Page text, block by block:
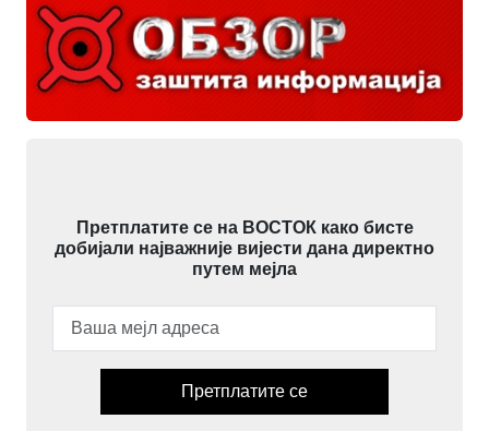
Претплатите се на ВОСТОК како бисте
добијали најважније вијести дана директно
путем мејла
Претплатите се